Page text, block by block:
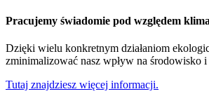
Pracujemy świadomie pod względem
Dzięki wielu konkretnym działaniom
zminimalizować nasz wpływ na środowisko
Tutaj znajdziesz więcej informacji.